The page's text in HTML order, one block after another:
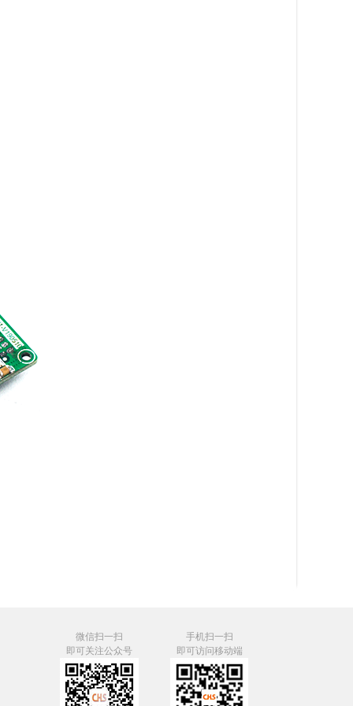
微信扫一扫
即可关注公众号
手机扫一扫
即可访问移动端